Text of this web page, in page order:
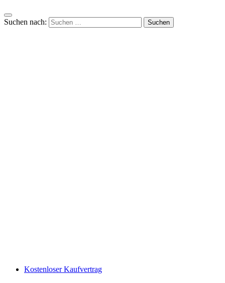
Suchen nach:
Kostenloser Kaufvertrag